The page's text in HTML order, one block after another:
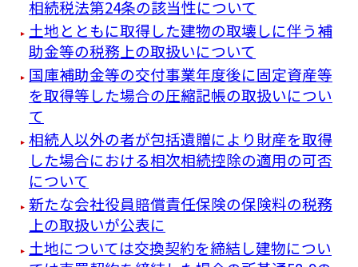
相続税法第24条の該当性について
土地とともに取得した建物の取壊しに伴う補
助金等の税務上の取扱いについて
国庫補助金等の交付事業年度後に固定資産等
を取得等した場合の圧縮記帳の取扱いについ
て
相続人以外の者が包括遺贈により財産を取得
した場合における相次相続控除の適用の可否
について
新たな会社役員賠償責任保険の保険料の税務
上の取扱いが公表に
土地については交換契約を締結し建物につい